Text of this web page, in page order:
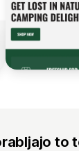
to